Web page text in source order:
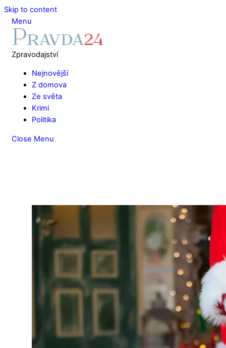
Skip to content
Menu
Zpravodajství
Nejnovější
Z domova
Ze světa
Krimi
Politika
Close Menu